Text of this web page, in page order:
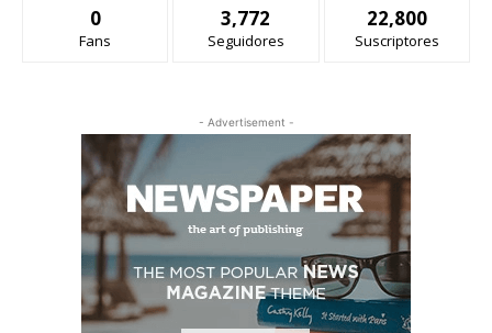
0
Fans
3,772
Seguidores
22,800
Suscriptores
- Advertisement -